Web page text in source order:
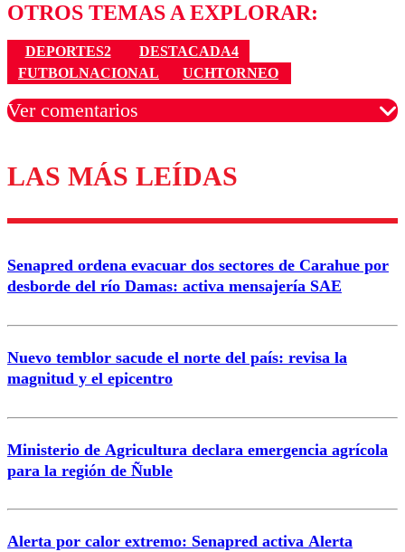
OTROS TEMAS A EXPLORAR:
DEPORTES2
DESTACADA4
FUTBOLNACIONAL
UCHTORNEO
Ver comentarios
Los comentarios son moderados para garantizar un
diálogo respetuoso.
Correo
LAS MÁS LEÍDAS
Senapred ordena evacuar dos sectores de Carahue por
desborde del río Damas: activa mensajería SAE
Nuevo temblor sacude el norte del país: revisa la
magnitud y el epicentro
Ministerio de Agricultura declara emergencia agrícola
para la región de Ñuble
Alerta por calor extremo: Senapred activa Alerta